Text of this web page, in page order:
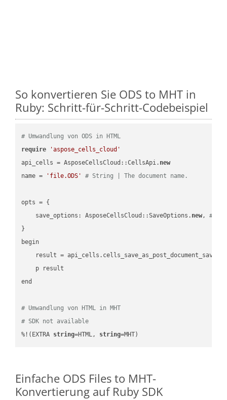
So konvertieren Sie ODS to MHT in
Ruby: Schritt-für-Schritt-Codebeispiel
# Umwandlung von ODS in HTML
require
'aspose_cells_cloud'
api_cells = AsposeCellsCloud::CellsApi. new
name =
'file.ODS' # String | The document name.
opts = {
    save_options: AsposeCellsCloud::SaveOptions.
new, #
}
begin
result =
    p result
end
# Umwandlung von HTML in MHT
# SDK not available
%!(EXTRA string=HTML, string=MHT)
Einfache ODS Files to MHT-
Konvertierung auf Ruby SDK